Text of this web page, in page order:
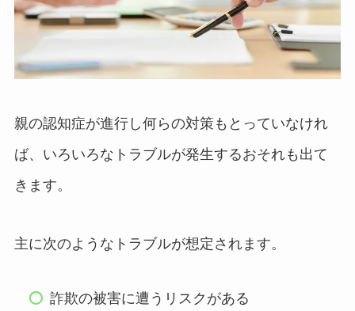
親の認知症が進行し何らの対策もとっていなけれ
ば、いろいろなトラブルが発生するおそれも出て
きます。
主に次のようなトラブルが想定されます。
詐欺の被害に遭うリスクがある